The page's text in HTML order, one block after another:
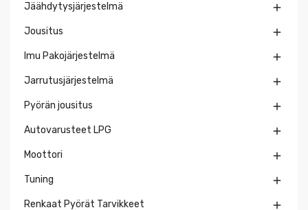
Jäähdytysjärjestelmä 
Jousitus 
Imu Pakojärjestelmä 
Jarrutusjärjestelmä 
Pyörän jousitus 
Autovarusteet LPG 
Moottori 
Tuning 
Renkaat Pyörät Tarvikkeet 